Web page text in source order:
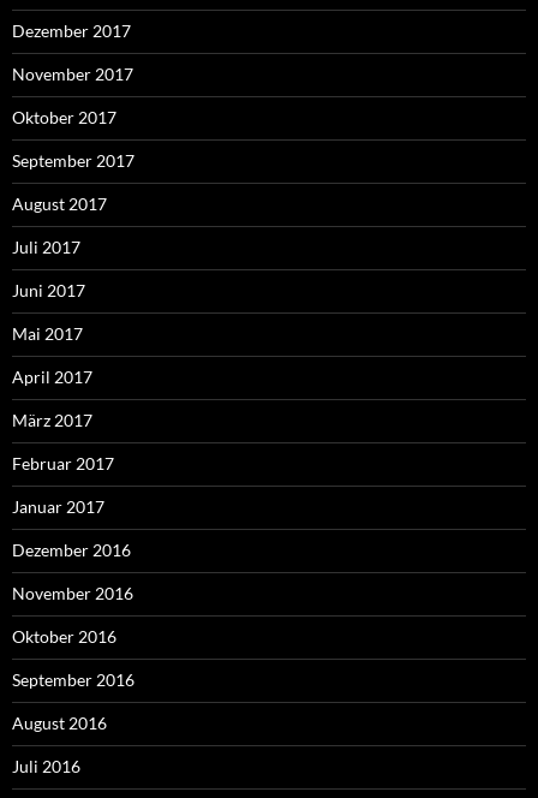
Dezember 2017
November 2017
Oktober 2017
September 2017
August 2017
Juli 2017
Juni 2017
Mai 2017
April 2017
März 2017
Februar 2017
Januar 2017
Dezember 2016
November 2016
Oktober 2016
September 2016
August 2016
Juli 2016